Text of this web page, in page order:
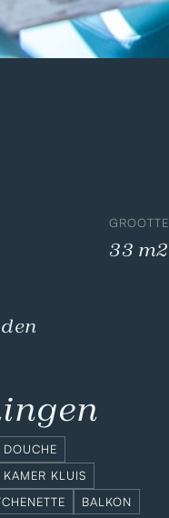
GROOTTE
33 m2
KAMER KLUIS
BALKON